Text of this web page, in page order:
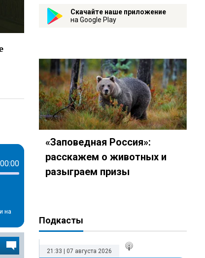
00:00
на
Скачайте наше приложение
на Google Play
«Заповедная Россия»:
расскажем о животных и
разыграем призы
Подкасты
21:33 | 07 августа 2026